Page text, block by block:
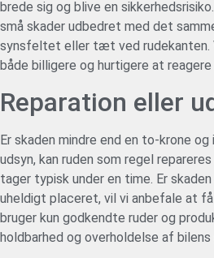
brede sig og blive en
små skader udbedret med det
synsfeltet eller tæt ved rudekanten.
både billigere og hurtigere at reagere
Reparation eller
Er skaden mindre end en to-krone
udsyn, kan ruden som regel
tager typisk under en time. Er
uheldigt placeret, vil vi anbefale at
bruger kun godkendte ruder og
holdbarhed og overholdelse af bilens